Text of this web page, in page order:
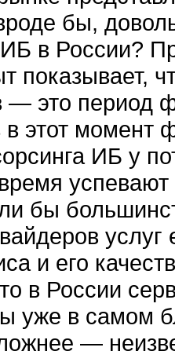
бы,
ИБ в России?
показывает,
— это период
в этот момент
ИБ у
бы
услуг
и его
в России
уже в самом
—